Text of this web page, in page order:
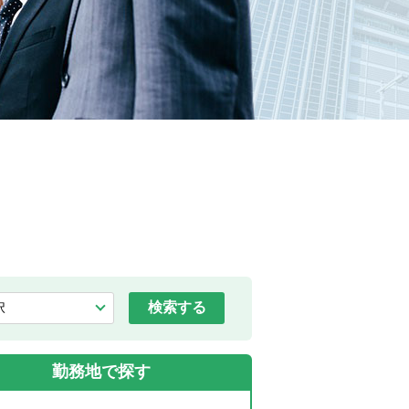
検索する
勤務地で探す